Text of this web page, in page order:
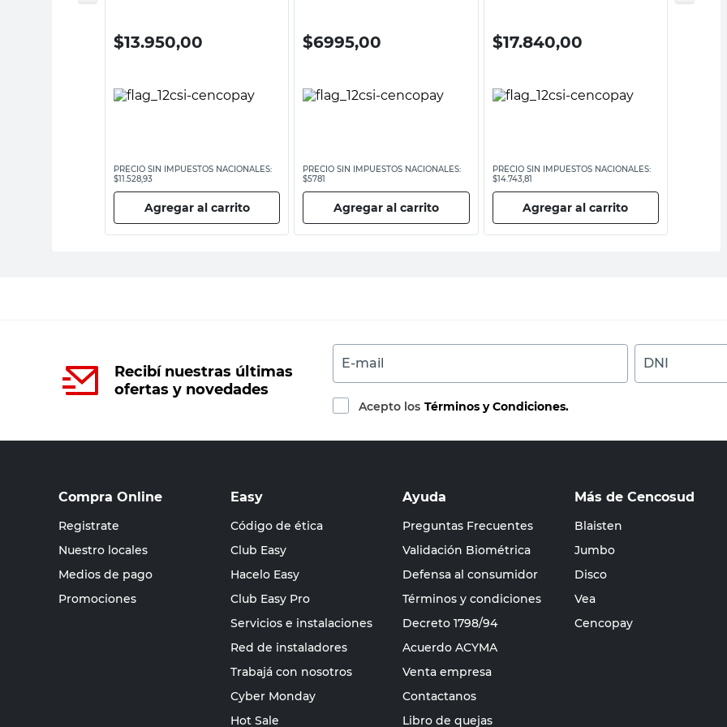
$13.950,00
PRECIO SIN IMPUESTOS NACIONALES:
$11.528,93
Agregar al carrito
$6995,00
PRECIO SIN IMPUESTOS NACIONALES:
$5781
Agregar al carrito
$17.840,00
PRECIO SIN IMPUESTOS NACIONALES:
$14.743,81
Agregar al carrito
Recibí nuestras últimas
ofertas y novedades
E-mail DNI
Acepto los Términos y Condiciones.
Compra Online
Registrate
Nuestro locales
Medios de pago
Promociones
Easy
Código de ética
Club Easy
Hacelo Easy
Club Easy Pro
Servicios e instalaciones
Red de instaladores
Trabajá con nosotros
Cyber Monday
Hot Sale
Ayuda
Preguntas Frecuentes
Validación Biométrica
Defensa al consumidor
Términos y condiciones
Decreto 1798/94
Acuerdo ACYMA
Venta empresa
Contactanos
Libro de quejas
Más de Cencosud
Blaisten
Jumbo
Disco
Vea
Cencopay